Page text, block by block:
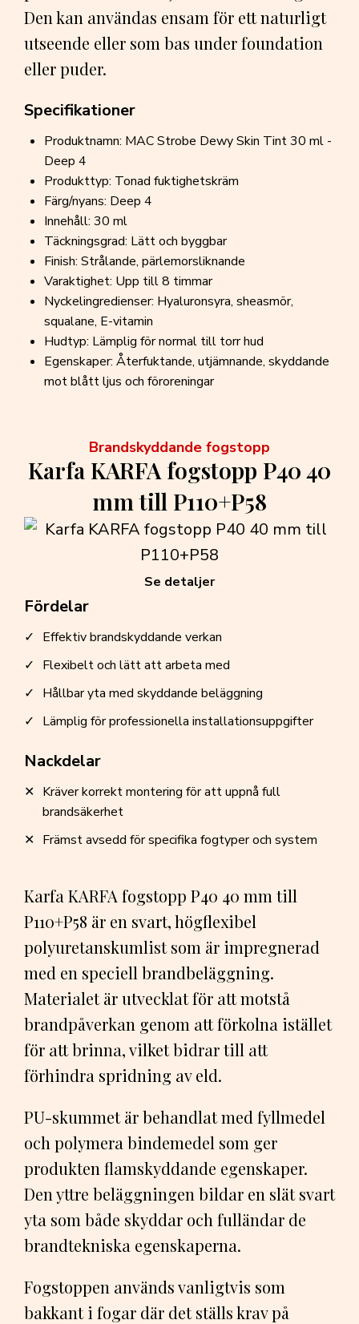
Den kan användas ensam för ett naturligt
utseende eller som bas under foundation
eller puder.
Specifikationer
Produktnamn: MAC Strobe Dewy Skin Tint 30 ml -
Deep 4
Produkttyp: Tonad fuktighetskräm
Färg/nyans: Deep 4
Innehåll: 30 ml
Täckningsgrad: Lätt och byggbar
Finish: Strålande, pärlemorsliknande
Varaktighet: Upp till 8 timmar
Nyckelingredienser: Hyaluronsyra, sheasmör,
squalane, E-vitamin
Hudtyp: Lämplig för normal till torr hud
Egenskaper: Återfuktande, utjämnande, skyddande
mot blått ljus och föroreningar
Brandskyddande fogstopp
Karfa KARFA fogstopp P40 40
mm till P110+P58
Karfa KARFA fogstopp P40 40 mm till
P110+P58 är en svart, högflexibel
polyuretanskumlist som är impregnerad
med en speciell brandbeläggning.
Materialet är utvecklat för att motstå
brandpåverkan genom att förkolna istället
för att brinna, vilket bidrar till att
förhindra spridning av eld.
PU-skummet är behandlat med fyllmedel
och polymera bindemedel som ger
produkten flamskyddande egenskaper.
Den yttre beläggningen bildar en slät svart
yta som både skyddar och fulländar de
brandtekniska egenskaperna.
Fogstoppen används vanligtvis som
bakkant i fogar där det ställs krav på
Fördelar
Effektiv brandskyddande verkan
Flexibelt och lätt att arbeta med
Hållbar yta med skyddande beläggning
Lämplig för professionella installationsuppgifter
Nackdelar
Kräver korrekt montering för att uppnå full
brandsäkerhet
Främst avsedd för specifika fogtyper och system
Se detaljer